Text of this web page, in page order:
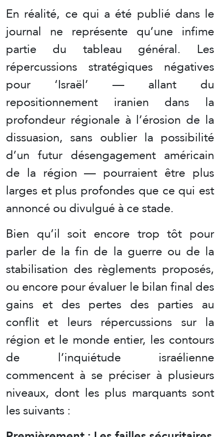
En réalité, ce qui a été publié dans le
journal ne représente qu’une infime
partie du tableau général. Les
répercussions stratégiques négatives
pour ‘Israël’ — allant du
repositionnement iranien dans la
profondeur régionale à l’érosion de la
dissuasion, sans oublier la possibilité
d’un futur désengagement américain
de la région — pourraient être plus
larges et plus profondes que ce qui est
annoncé ou divulgué à ce stade.
Bien qu’il soit encore trop tôt pour
parler de la fin de la guerre ou de la
stabilisation des règlements proposés,
ou encore pour évaluer le bilan final des
gains et des pertes des parties au
conflit et leurs répercussions sur la
région et le monde entier, les contours
de l’inquiétude israélienne
commencent à se préciser à plusieurs
niveaux, dont les plus marquants sont
les suivants :